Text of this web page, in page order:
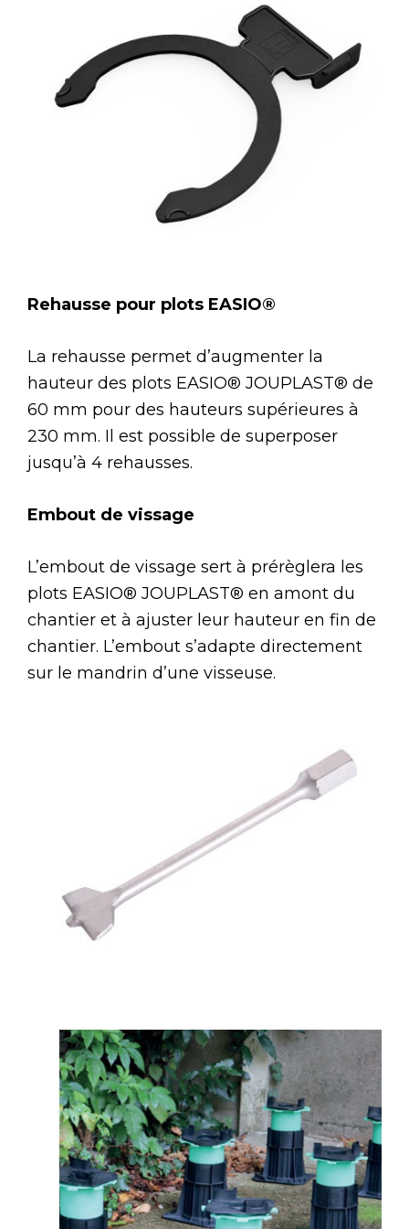
Rehausse pour plots EASIO®
La rehausse permet d’augmenter la
hauteur des plots EASIO® JOUPLAST® de
60 mm pour des hauteurs supérieures à
230 mm. Il est possible de superposer
jusqu’à 4 rehausses.
Embout de vissage
L’embout de vissage sert à prérèglera les
plots EASIO® JOUPLAST® en amont du
chantier et à ajuster leur hauteur en fin de
chantier. L’embout s’adapte directement
sur le mandrin d’une visseuse.